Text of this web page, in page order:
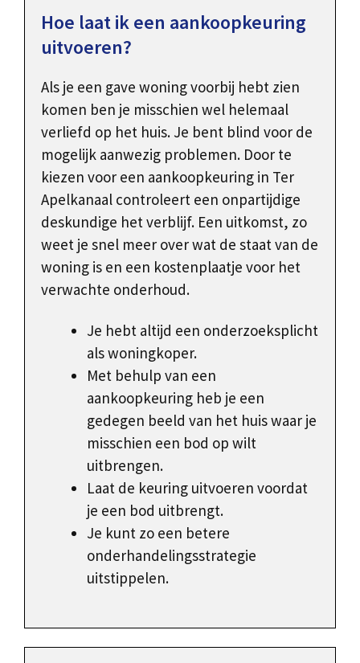
Hoe laat ik een aankoopkeuring
uitvoeren?
Als je een gave woning voorbij hebt zien
komen ben je misschien wel helemaal
verliefd op het huis. Je bent blind voor de
mogelijk aanwezig problemen. Door te
kiezen voor een aankoopkeuring in Ter
Apelkanaal controleert een onpartijdige
deskundige het verblijf. Een uitkomst, zo
weet je snel meer over wat de staat van de
woning is en een kostenplaatje voor het
verwachte onderhoud.
Je hebt altijd een onderzoeksplicht
als woningkoper.
Met behulp van een
aankoopkeuring heb je een
gedegen beeld van het huis waar je
misschien een bod op wilt
uitbrengen.
Laat de keuring uitvoeren voordat
je een bod uitbrengt.
Je kunt zo een betere
onderhandelingsstrategie
uitstippelen.